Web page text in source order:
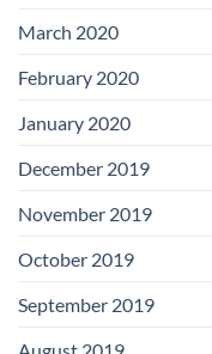
March 2020
February 2020
January 2020
December 2019
November 2019
October 2019
September 2019